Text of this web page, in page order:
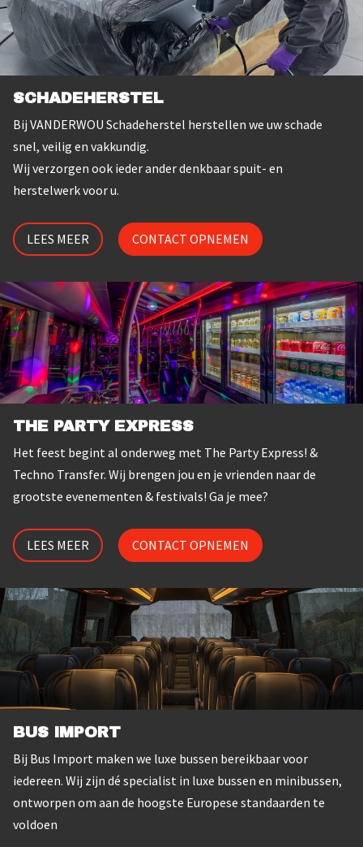
SCHADEHERSTEL
Bij VANDERWOU Schadeherstel herstellen we uw schade
snel, veilig en vakkundig.
Wij verzorgen ook ieder ander denkbaar spuit- en
herstelwerk voor u.
LEES MEER CONTACT OPNEMEN
THE PARTY EXPRESS
Het feest begint al onderweg met The Party Express! &
Techno Transfer. Wij brengen jou en je vrienden naar de
grootste evenementen & festivals! Ga je mee?
LEES MEER CONTACT OPNEMEN
BUS IMPORT
Bij Bus Import maken we luxe bussen bereikbaar voor
iedereen. Wij zijn dé specialist in luxe bussen en minibussen,
ontworpen om aan de hoogste Europese standaarden te
voldoen